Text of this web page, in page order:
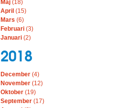
Maj (18)
April (15)
Mars (6)
Februari (3)
Januari (2)
2018
December (4)
November (12)
Oktober (19)
September (17)